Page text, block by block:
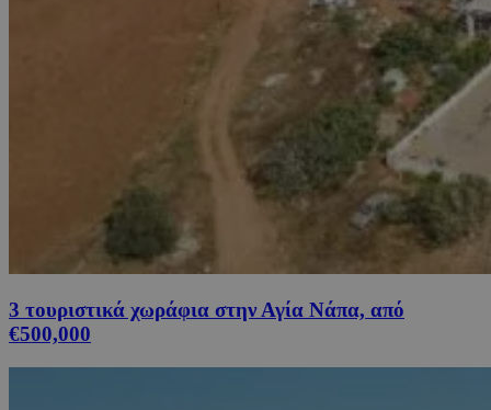
3 τουριστικά χωράφια στην Αγία Νάπα, από
€500,000